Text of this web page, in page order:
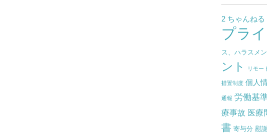
2 ちゃんねる
プラ
ス、ハラスメン
ント
リモー
措置制度 個人
通報 労働基
療事故 医療
書 寄与分 慰